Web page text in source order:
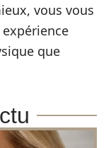
vous vous
que